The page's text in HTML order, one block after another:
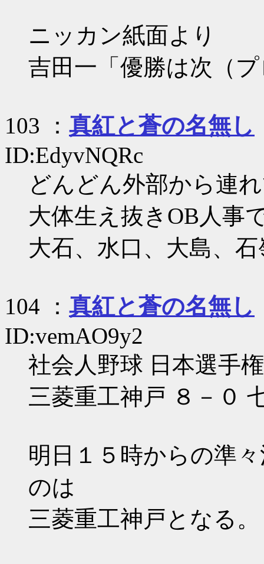
ニッカン紙面より
吉田一「優勝は次（
103 ： 真紅と蒼の名無し
ID:EdyvNQRc
どんどん外部から連
大体生え抜きOB人事
大石、水口、大島、
104 ： 真紅と蒼の名無し
ID:vemAO9y2
社会人野球 日本選手
三菱重工神戸 ８－０
明日１５時からの準
のは
三菱重工神戸となる。